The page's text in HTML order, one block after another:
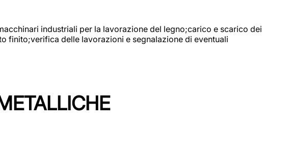
industriali per la lavorazione del legno;carico e scarico dei
delle lavorazioni e segnalazione di eventuali